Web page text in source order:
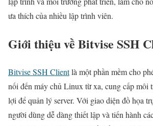
ưa thích của nhiều lập trình viên.
Giới thiệu về Bitvise SSH
Bitvise SSH Clientlà một phần mềm cho
nối đến máy chủ Linux từ xa, cung cấp môi
lợi để quản lý server. Với giao diện đồ họa
người dùng dễ dàng thiết lập và tiến hành